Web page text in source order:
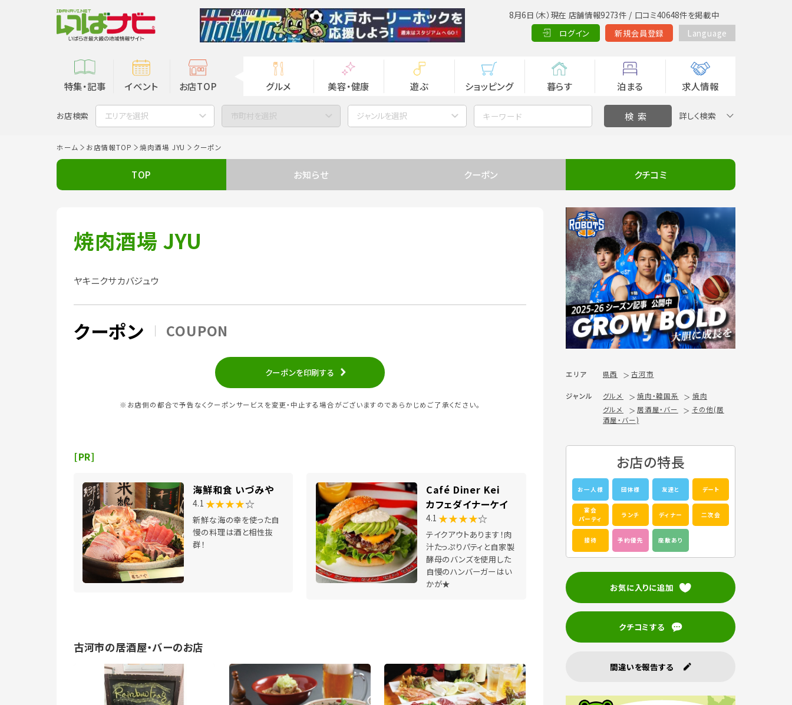
8月6日（木）現在 店舗情報9273件 / 口コミ40648件を掲載中
ログイン
新規会員登録 Language
特集・記事 イベント お店TOP グルメ 美容・健康 遊ぶ ショッピング 暮らす 泊まる 求人情報
お店検索 エリアを選択 市町村を選択 ジャンルを選択 詳しく検索
ホーム お店情報TOP 焼肉酒場 JYU クーポン
TOP お知らせ クーポン クチコミ
焼肉酒場 JYU
ヤキニクサカバジュウ
クーポン COUPON
クーポンを印刷する
※お店側の都合で予告なくクーポンサービスを変更・中止する場合がございますのであらかじめご了承ください。
[PR]
海鮮和食 いづみや
4.1 ★★★★☆
新鮮な海の幸を使った自
慢の料理は酒と相性抜
群！
Café Diner Kei
カフェダイナーケイ
4.1 ★★★★☆
テイクアウトあります！肉
汁たっぷりパティと自家製
酵母のバンズを使用した
自慢のハンバーガーはい
かが★
古河市の居酒屋・バーのお店
エリア 県西 古河市
ジャンル グルメ 焼肉・韓国系
焼肉
グルメ
居酒屋・バー
その他(居
酒屋・バー)
お店の特長
お一人様 団体様 友達と デート
宴会
パーティ
ランチ ディナー 二次会
接待 予約優先 座敷あり
お気に入りに追加
クチコミする
間違いを報告する